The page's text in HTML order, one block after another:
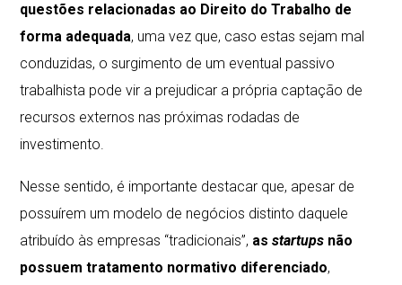
questões relacionadas ao Direito do Trabalho de
forma adequada, uma vez que, caso estas sejam mal
conduzidas, o surgimento de um eventual passivo
trabalhista pode vir a prejudicar a própria captação de
recursos externos nas próximas rodadas de
investimento.
Nesse sentido, é importante destacar que, apesar de
possuírem um modelo de negócios distinto daquele
atribuído às empresas “tradicionais”, asstartups não
possuem tratamento normativo diferenciado,